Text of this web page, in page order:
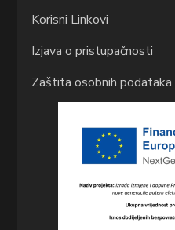
Korisni Linkovi
Izjava o pristupačnosti
Zaštita osobnih podataka